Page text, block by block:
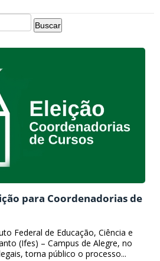
para Coordenadorias de
Federal de Educação, Ciência e
(Ifes) – Campus de Alegre, no
torna público o processo...